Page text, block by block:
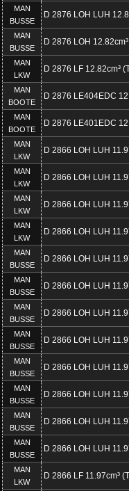
MAN
BUSSE
D 2876 LOH LUH
MAN
BUSSE
D 2876 LOH 12.82cm³
MAN
LKW
D 2876 LF 12.82cm³
MAN
BOOTE
D 2876 LE404EDC
MAN
BOOTE
D 2876 LE401EDC
MAN
LKW
D 2866 LOH LUH
MAN
LKW
D 2866 LOH LUH
MAN
LKW
D 2866 LOH LUH
MAN
LKW
D 2866 LOH LUH
MAN
BUSSE
D 2866 LOH LUH
MAN
BUSSE
D 2866 LOH LUH
MAN
BUSSE
D 2866 LOH LUH
MAN
BUSSE
D 2866 LOH LUH
MAN
BUSSE
D 2866 LOH LUH
MAN
BUSSE
D 2866 LOH LUH
MAN
BUSSE
D 2866 LOH LUH
MAN
BUSSE
D 2866 LOH LUH
MAN
LKW
D 2866 LF 11.97cm³